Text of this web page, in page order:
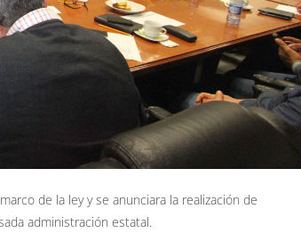
de la ley y se anunciara la realización de
administración estatal.